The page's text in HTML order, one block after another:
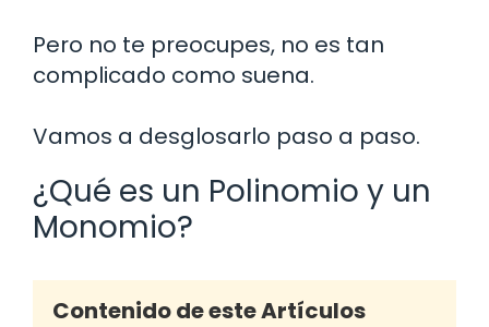
Pero no te preocupes, no es tan
complicado como suena.
Vamos a desglosarlo paso a paso.
¿Qué es un Polinomio y un
Monomio?
Contenido de este Artículos